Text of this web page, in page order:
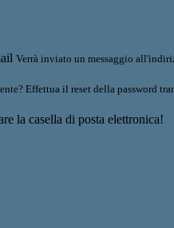
Verrà inviato un messaggio
Effettua il reset della password
la casella di posta elettronica!